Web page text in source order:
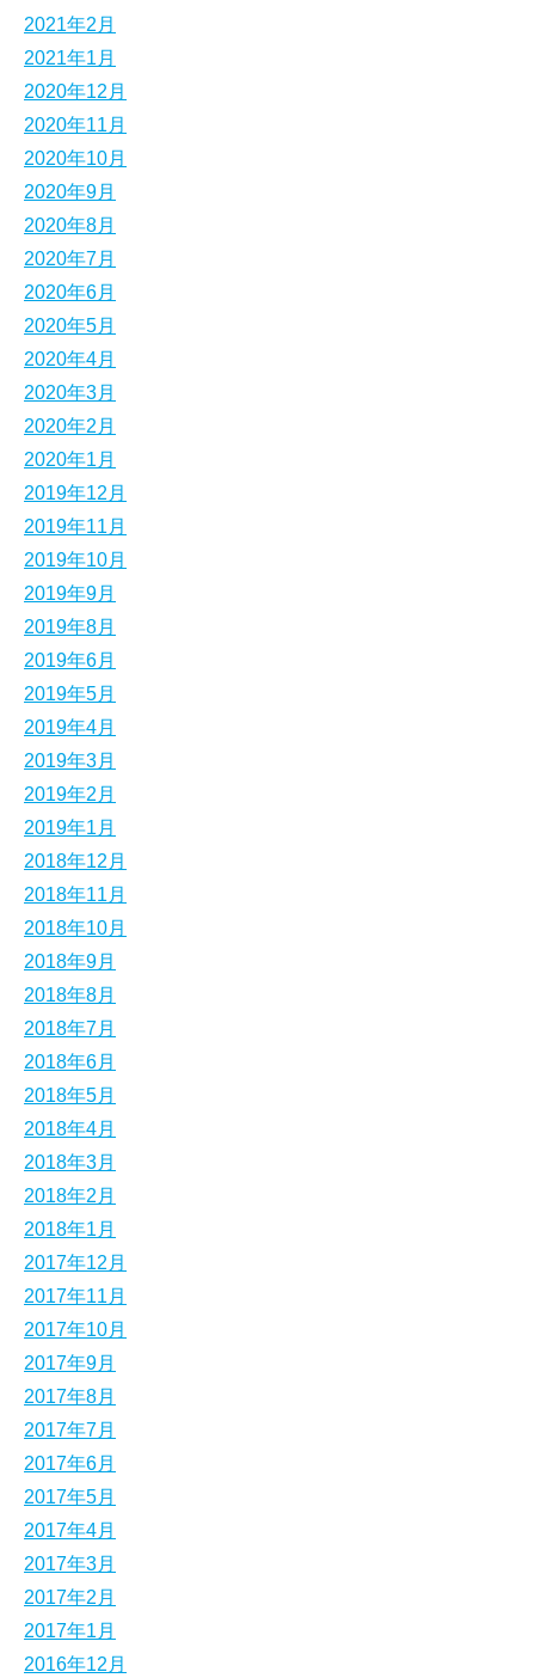
2021年2月
2021年1月
2020年12月
2020年11月
2020年10月
2020年9月
2020年8月
2020年7月
2020年6月
2020年5月
2020年4月
2020年3月
2020年2月
2020年1月
2019年12月
2019年11月
2019年10月
2019年9月
2019年8月
2019年6月
2019年5月
2019年4月
2019年3月
2019年2月
2019年1月
2018年12月
2018年11月
2018年10月
2018年9月
2018年8月
2018年7月
2018年6月
2018年5月
2018年4月
2018年3月
2018年2月
2018年1月
2017年12月
2017年11月
2017年10月
2017年9月
2017年8月
2017年7月
2017年6月
2017年5月
2017年4月
2017年3月
2017年2月
2017年1月
2016年12月